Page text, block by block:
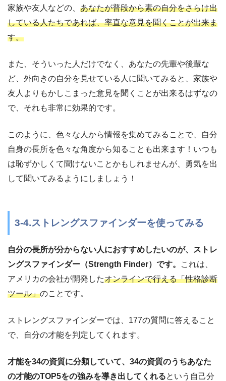
家族や友人などの、 あなたが普段から素の自分をさらけ出
している人たちであれば、率直な意見を聞くことが出来ま
す。
また、そういった人だけでなく、あなたの先輩や後輩な
ど、外向きの自分を見せている人に聞いてみると、家族や
友人よりもかしこまった意見を聞くことが出来るはずなの
で、それも非常に効果的です。
このように、色々な人から情報を集めてみることで、自分
自身の長所を色々な角度から知ることも出来ます！いつも
は恥ずかしくて聞けないことかもしれませんが、勇気を出
して聞いてみるようにしましょう！
3-4.ストレングスファインダーを使ってみる
自分の長所が分からない人におすすめしたいのが、ストレ
ングスファインダー（Strength Finder）です。
これは、
アメリカの会社が開発したオンラインで行える「性格診断
ツール」のことです。
ストレングスファインダーでは、177の質問に答えること
で、自分の才能を判定してくれます。
才能を34の資質に分類していて、34の資質のうちあなた
の才能のTOP5をの強みを導き出してくれるという自己分